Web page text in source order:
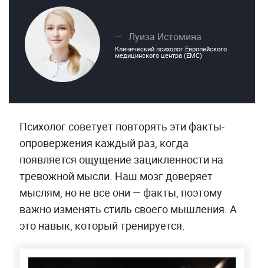
Луиза Истомина
Клинический психолог Европейского
медицинского центра (EMC)
Психолог советует повторять эти факты-
опровержения каждый раз, когда
появляется ощущение зацикленности на
тревожной мысли. Наш мозг доверяет
мыслям, но не все они — факты, поэтому
важно изменять стиль своего мышления. А
это навык, который тренируется.